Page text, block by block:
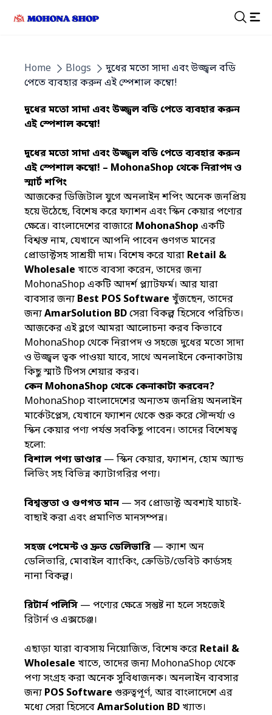
Home
Blogs
দুধের মতো সাদা এবং উজ্জ্বল বডি
পেতে ব্যবহার করুন এই স্পেশাল কম্বো!
দুধের মতো সাদা এবং উজ্জ্বল বডি পেতে ব্যবহার করুন
এই স্পেশাল কম্বো!
দুধের মতো সাদা এবং উজ্জ্বল বডি পেতেব্যবহার করুন
এই স্পেশাল কম্বো! – MohonaShop থেকে নিরাপদ ও
স্মার্ট শপিং
আজকের ডিজিটাল যুগে অনলাইন শপিং অনেক জনপ্রিয়
হয়ে উঠেছে, বিশেষ করে ফ্যাশন এবং স্কিন কেয়ার পণ্যের
ক্ষেত্রে। বাংলাদেশের বাজারে MohonaShop একটি
বিশ্বস্ত নাম, যেখানে আপনি পাবেন গুণগত মানের
প্রোডাক্টসহ সাশ্রয়ী দাম। বিশেষ করে যারা Retail &
Wholesale খাতে ব্যবসা করেন, তাদের জন্য
MohonaShop একটি আদর্শ প্ল্যাটফর্ম। আর যারা
ব্যবসার জন্য Best POS Software খুঁজছেন, তাদের
জন্যAmarSolution BDসেরা বিকল্প হিসেবে পরিচিত।
আজকের এই ব্লগে আমরা আলোচনা করব কিভাবে
MohonaShop থেকে নিরাপদ ও সহজে দুধের মতো সাদা
ও উজ্জ্বল ত্বক পাওয়া যাবে, সাথে অনলাইনে কেনাকাটায়
কিছু স্মার্ট টিপস শেয়ার করব।
কেন MohonaShop থেকে কেনাকাটা করবেন?
MohonaShop বাংলাদেশের অন্যতম জনপ্রিয় অনলাইন
মার্কেটপ্লেস, যেখানে ফ্যাশন থেকে শুরু করে সৌন্দর্য্য ও
স্কিন কেয়ার পণ্য পর্যন্ত সবকিছু পাবেন। তাদের বিশেষত্ব
হলো:
বিশাল পণ্য ভাণ্ডার — স্কিন কেয়ার, ফ্যাশন, হোম অ্যান্ড
লিভিং সহ বিভিন্ন ক্যাটাগরির পণ্য।
বিশ্বস্ততা ও গুণগত মান — সব প্রোডাক্ট অবশ্যই যাচাই-
বাছাই করা এবং প্রমাণিত মানসম্পন্ন।
সহজ পেমেন্ট ও দ্রুত ডেলিভারি — ক্যাশ অন
ডেলিভারি, মোবাইল ব্যাংকিং, ক্রেডিট/ডেবিট কার্ডসহ
নানা বিকল্প।
রিটার্ন পলিসি — পণ্যের ক্ষেত্রে সন্তুষ্ট না হলে সহজেই
রিটার্ন ও এক্সচেঞ্জ।
এছাড়া যারা ব্যবসায় নিয়োজিত, বিশেষ করে Retail &
Wholesale খাতে, তাদের জন্য MohonaShop থেকে
পণ্য সংগ্রহ করা অনেক সুবিধাজনক। অনলাইন ব্যবসার
জন্য POS Software গুরুত্বপূর্ণ, আর বাংলাদেশে এর
মধ্যে সেরা হিসেবেAmarSolution BD খ্যাত।